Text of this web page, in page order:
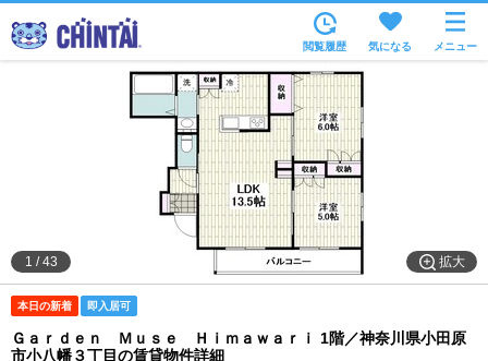
沿線・駅から
住所から
家賃相場から
通勤通学時間から
物件特集から
不動産会社から
閲覧履歴 気になる メニュー
拡大
1 /43
本日の新着 即入居可
Ｇａｒｄｅｎ Ｍｕｓｅ Ｈｉｍａｗａｒｉ 1階／神奈川県小田原
市小八幡３丁目の賃貸物件詳細